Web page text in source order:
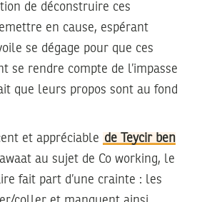
de déconstruire ces
en cause, espérant
se dégage pour que ces
se rendre compte de l’impasse
que leurs propos sont au fond
et appréciable de Teycir ben
au sujet de Co working, le
fait part d’une crainte : les